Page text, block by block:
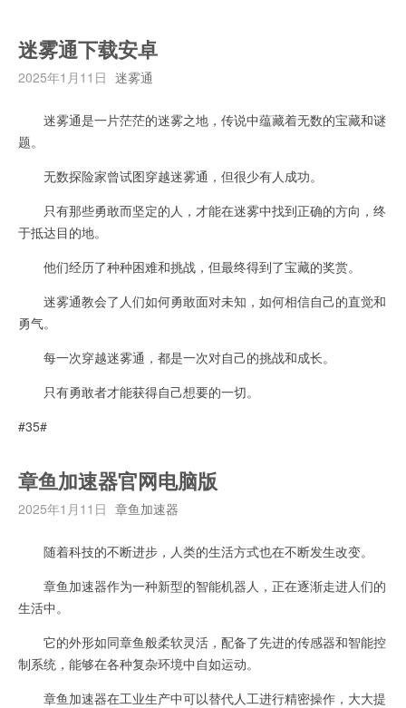
迷雾通下载安卓
2025年1月11日 迷雾通
迷雾通是一片茫茫的迷雾之地，传说中蕴藏着无数的宝藏和谜
题。
无数探险家曾试图穿越迷雾通，但很少有人成功。
只有那些勇敢而坚定的人，才能在迷雾中找到正确的方向，终
于抵达目的地。
他们经历了种种困难和挑战，但最终得到了宝藏的奖赏。
迷雾通教会了人们如何勇敢面对未知，如何相信自己的直觉和
勇气。
每一次穿越迷雾通，都是一次对自己的挑战和成长。
只有勇敢者才能获得自己想要的一切。
#35#
章鱼加速器官网电脑版
2025年1月11日 章鱼加速器
随着科技的不断进步，人类的生活方式也在不断发生改变。
章鱼加速器作为一种新型的智能机器人，正在逐渐走进人们的
生活中。
它的外形如同章鱼般柔软灵活，配备了先进的传感器和智能控
制系统，能够在各种复杂环境中自如运动。
章鱼加速器在工业生产中可以替代人工进行精密操作，大大提